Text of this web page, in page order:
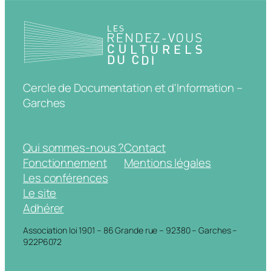
Cercle de Documentation et d'Information –
Garches
Qui sommes-nous ?
Fonctionnement
Les conférences
Le site
Adhérer
Contact
Mentions légales
Association loi 1901 – 86 Grande rue – 92380 – Garches –
922P6072